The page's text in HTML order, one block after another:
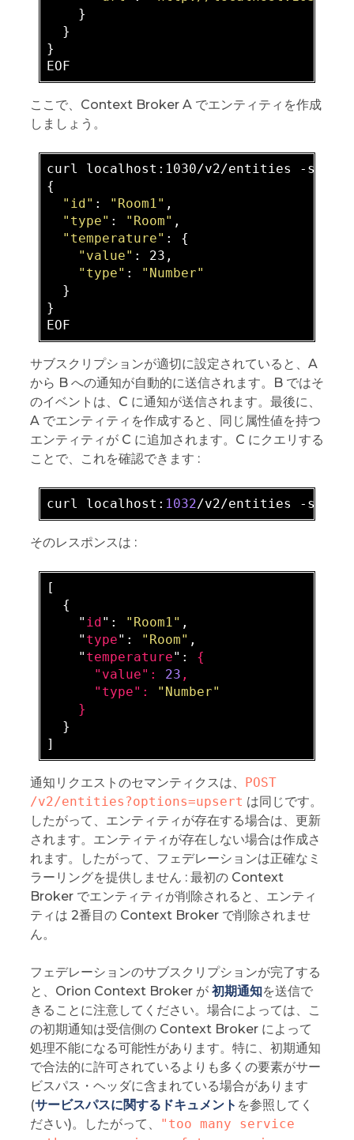
    }
  }
}
ここで、Context Broker A でエンティティを作成
しましょう。
curl localhost:1030/v2/entities -s -S -
{
"id" : "Room1" ,
"type" : "Room" ,
"temperature" : {
"value" : 23,
"type" :
"Number"
  }
}
サブスクリプションが適切に設定されていると、A
から B への通知が自動的に送信されます。B ではそ
のイベントは、C に通知が送信されます。最後に、
A でエンティティを作成すると、同じ属性値を持つ
エンティティが C に追加されます。C にクエリする
ことで、これを確認できます :
curl localhost: 1032/v2/entities -s -S
そのレスポンスは :
[
  {
    "
id": "Room1" ,
    "
type": "Room" ,
    "
temperature": {
      "
value": 23 ,
      "
type":
"Number"
}
}
通知リクエストのセマンティクスは、 POST
/v2/entities?options=upsert は同じです。
したがって、エンティティが存在する場合は、更新
されます。エンティティが存在しない場合は作成さ
れます。したがって、フェデレーションは正確なミ
ラーリングを提供しません : 最初の Context
Broker でエンティティが削除されると、エンティ
ティは 2番目の Context Broker で削除されませ
ん。
フェデレーションのサブスクリプションが完了する
と、Orion Context Broker が 初期通知を送信で
きることに注意してください。場合によっては、こ
の初期通知は受信側の Context Broker によって
処理不能になる可能性があります。特に、初期通知
で合法的に許可されているよりも多くの要素がサー
ビスパス・ヘッダに含まれている場合があります
(サービスパスに関するドキュメント を参照してく
ださい)。したがって、
"too many service